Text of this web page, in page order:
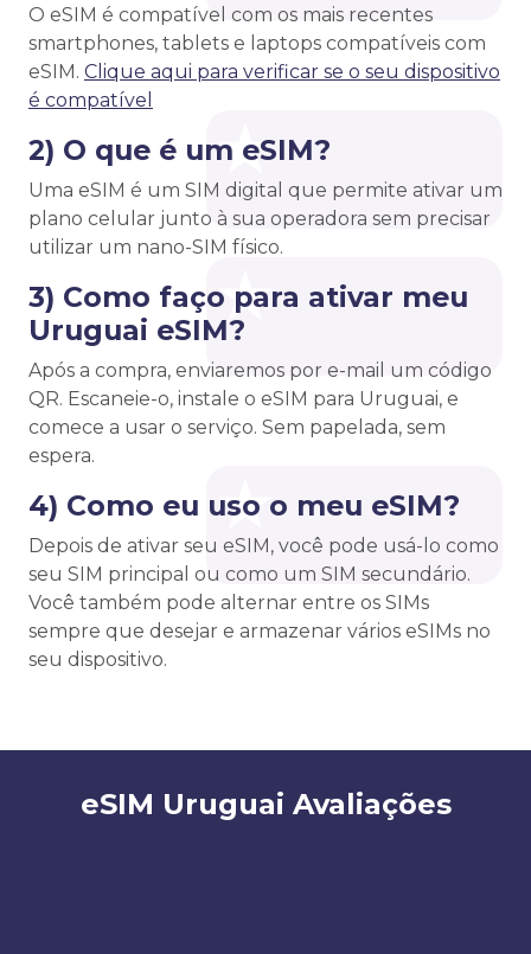
O eSIM é compatível com os mais recentes
smartphones, tablets e laptops compatíveis com
eSIM. Clique aqui para verificar se o seu dispositivo
é compatível
2) O que é um eSIM?
Uma eSIM é um SIM digital que permite ativar um
plano celular junto à sua operadora sem precisar
utilizar um nano-SIM físico.
3) Como faço para ativar meu
Uruguai eSIM?
Após a compra, enviaremos por e-mail um código
QR. Escaneie-o, instale o eSIM para Uruguai, e
comece a usar o serviço. Sem papelada, sem
espera.
4) Como eu uso o meu eSIM?
Depois de ativar seu eSIM, você pode usá-lo como
seu SIM principal ou como um SIM secundário.
Você também pode alternar entre os SIMs
sempre que desejar e armazenar vários eSIMs no
seu dispositivo.
eSIM Uruguai Avaliações